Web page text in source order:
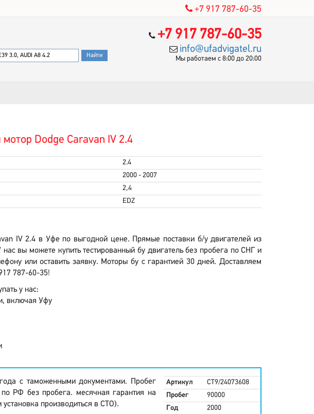
+7 917 787-60-35
+7 917 787-60-35
info@ufadvigatel.ru
Мы работаем с 8:00 до 20:00
Dodge Caravan IV 2.4
2.4
2000 - 2007
2,4
EDZ
IV 2.4 в Уфе по выгодной цене. Прямые поставки б/у двигателей из
вы можете купить тестированный бу двигатель без пробега по СНГ и
или оставить заявку. Моторы бу с гарантией 30 дней. Доставляем
787-60-35!
у нас:
включая Уфу
с таможенными документами. Пробег
РФ без пробега. месячная гарантия на
установка производиться в СТО).
Артикул
CT9/24073608
Пробег
90000
Год
2000